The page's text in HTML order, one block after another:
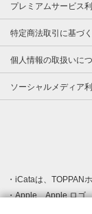
プレミアムサービス
特定商法取引に基づ
個人情報の取扱いに
ソーシャルメディア
iCataは、TOPPAN
Apple、Apple ロゴ
登録された Apple